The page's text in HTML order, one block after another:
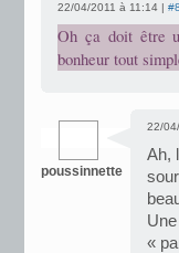
22/04/2011 à 11:14 | #8
Oh ça doit être
bonheur tout
poussinnette
22/
Ah,
«